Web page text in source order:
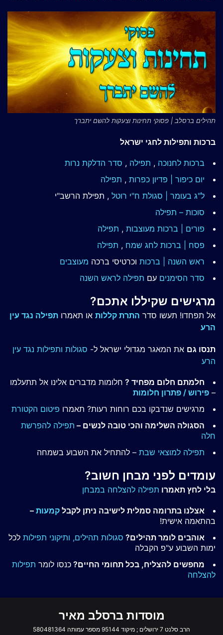
תהילים ברסלב | פסוקי תחינות וצעקות להשם יתברך
ברכות ותפילות לחגי ישראל
ברכות לחנוכה , תפילה , סדר הדלקת נרות
יום כיפור | פדיון כפרות , תפילה
ל"ג בעומר | סגולת ח"י רוטל , תפילת הרשב"י
סוכות – תפילה
פורים | ברכות מעוצבות , תפילה
פסח | ברכות לחג שמח , תפילה
ראש השנה | ברכות וכרטיסי ברכה מעוצבים
סדר הסימנים עם תפילה לראש השנה
מרגישים שקיללו אתכם?
אל תפחדו! תעשו סדר התרת קללות או תאמרו תפילה נגד עין
הרע
תנסו גם את המאגר מגדולי ישראל ל- סגולות ותפילות נגד עין
הרע
חלמתם חלום מפחיד ? חלומות מדברים אלינו אל תתעלמו
– פירוש / פתרון חלומות
מרגישים שנדבקו בכם רוחות רעות? תאמרו פיטום הקטורת
הסגולה השלימה והכי טובה לנשים – תפילה להפרשת
חלה
תפילה למוצאי שבת – להתחיל את השבוע בשמחה
עומדים לפני מבחן חשוב?
בלי לחץ תאמרו תפילה להצלחה במבחן
אצלנו בתרומה סמלית לישיבה ניתן לקבל קמעות –
בהתאמה אישית!
אוהבים לומר תהילים? סגולות תהילים, ותיקוני תפילות לכל
ימות השבוע ע"פ הקבלה
מחפשים להצליח, בכל תחומי החיים? כנסו לומר תפילות
להצלחה
מוסדות ברסלב מאיר
הרב סלנט 7 ירושלים ; מיקוד 95144 מספר עמותה 580481364